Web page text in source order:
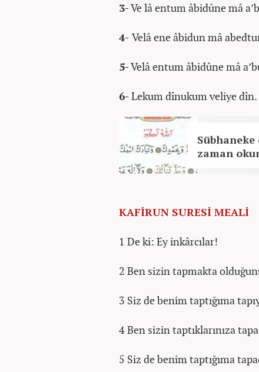
3-Ve lâ entum âbidûne mâ
4- Velâ ene âbidun mâ
5-Velâ entum âbidûne mâ
6- Lekum dînukum veliye dîn.
Sübhaneke
zaman
KAFİRUN SURESİ MEALİ
1 De ki: Ey inkârcılar!
2 Ben sizin tapmakta
3 Siz de benim taptığıma
4 Ben sizin taptıklarınıza
5 Siz de benim taptığıma